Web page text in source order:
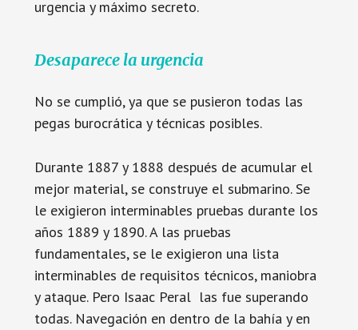
urgencia y máximo secreto.
Desaparece la urgencia
No se cumplió, ya que se pusieron todas las
pegas burocrática y técnicas posibles.
Durante 1887 y 1888 después de acumular el
mejor material, se construye el submarino. Se
le exigieron interminables pruebas durante los
años 1889 y 1890. A las pruebas
fundamentales, se le exigieron una lista
interminables de requisitos técnicos, maniobra
y ataque. Pero Isaac Peral las fue superando
todas. Navegación en dentro de la bahía y en